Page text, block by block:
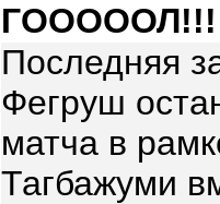
ГОООООЛ!!!
Последняя
Фегруш
матча в
Тагбажуми